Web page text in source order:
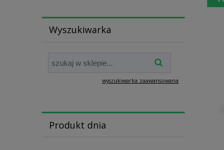
Wyszukiwarka
wyszukiwarka zaawansowana
Produkt dnia